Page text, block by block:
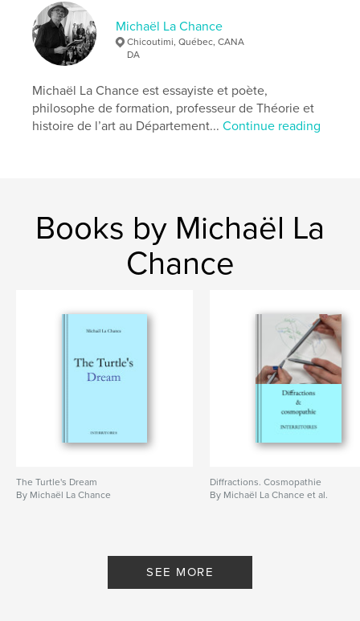
Michaël La Chance
Chicoutimi, Québec, CANA
DA
Michaël La Chance est essayiste et poète,
philosophe de formation, professeur de Théorie et
histoire de l’art au Département...Continue reading
Books by Michaël La
Chance
The Turtle's Dream
By Michaël La Chance
Diffractions. Cosmopathie
By Michaël La Chance et al.
SEE MORE